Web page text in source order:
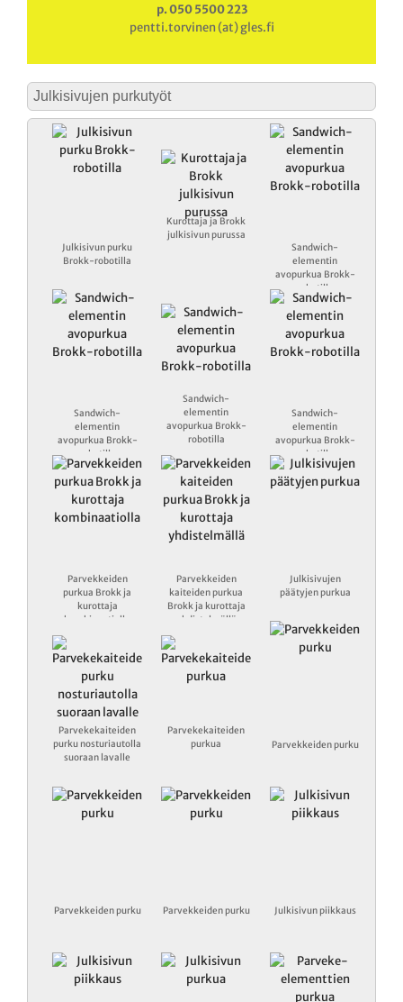
p. 050 5500 223
pentti.torvinen (at) gles.fi
Julkisivujen purkutyöt
Julkisivun purku
Brokk-robotilla
Kurottaja ja Brokk
julkisivun purussa
Sandwich-
elementin
avopurkua Brokk-
robotilla
Sandwich-
elementin
avopurkua Brokk-
robotilla
Sandwich-
elementin
avopurkua Brokk-
robotilla
Sandwich-
elementin
avopurkua Brokk-
robotilla
Parvekkeiden
purkua Brokk ja
kurottaja
kombinaatiolla
Parvekkeiden
kaiteiden purkua
Brokk ja kurottaja
yhdistelmällä
Julkisivujen
päätyjen purkua
Parvekekaiteiden
purku nosturiautolla
suoraan lavalle
Parvekekaiteiden
purkua
Parvekkeiden purku
Parvekkeiden purku Parvekkeiden purku Julkisivun piikkaus